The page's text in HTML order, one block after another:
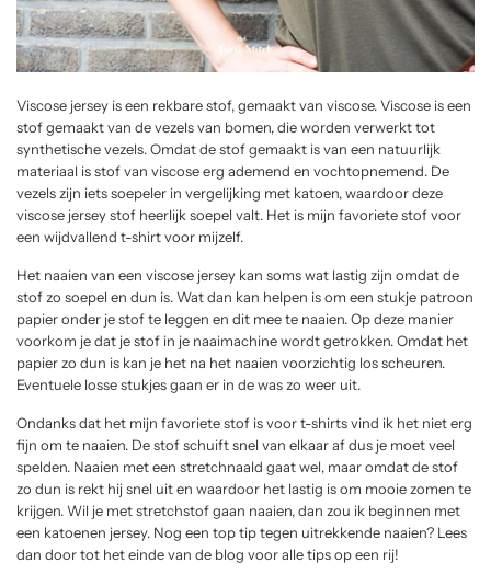
Viscose jersey is een rekbare stof, gemaakt van viscose. Viscose is een
stof gemaakt van de vezels van bomen, die worden verwerkt tot
synthetische vezels. Omdat de stof gemaakt is van een natuurlijk
materiaal is stof van viscose erg ademend en vochtopnemend. De
vezels zijn iets soepeler in vergelijking met katoen, waardoor deze
viscose jersey stof heerlijk soepel valt. Het is mijn favoriete stof voor
een wijdvallend t-shirt voor mijzelf.
Het naaien van een viscose jersey kan soms wat lastig zijn omdat de
stof zo soepel en dun is. Wat dan kan helpen is om een stukje patroon
papier onder je stof te leggen en dit mee te naaien. Op deze manier
voorkom je dat je stof in je naaimachine wordt getrokken. Omdat het
papier zo dun is kan je het na het naaien voorzichtig los scheuren.
Eventuele losse stukjes gaan er in de was zo weer uit.
Ondanks dat het mijn favoriete stof is voor t-shirts vind ik het niet erg
fijn om te naaien. De stof schuift snel van elkaar af dus je moet veel
spelden. Naaien met een stretchnaald gaat wel, maar omdat de stof
zo dun is rekt hij snel uit en waardoor het lastig is om mooie zomen te
krijgen. Wil je met stretchstof gaan naaien, dan zou ik beginnen met
een katoenen jersey. Nog een top tip tegen uitrekkende naaien? Lees
dan door tot het einde van de blog voor alle tips op een rij!